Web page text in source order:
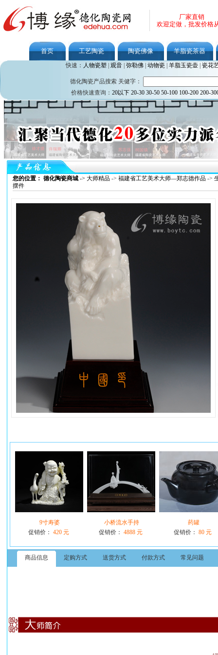
厂家直销
欢迎定做，批发价格
首页 工艺陶瓷 陶瓷佛像 羊脂瓷茶器
快速： 人物瓷塑 观音| 弥勒佛| 动物瓷| 羊脂玉瓷壶| 瓷花
德化陶瓷产品搜索 关健字：
价格快速查询： 20以下 20-30 30-50 50-100 100-200 200-
您的位置： 德化陶瓷商城 -> 大师精品 -> 福建省工艺美术大师—郑志德作品 ->
摆件
9寸寿婆
促销价： 420 元
小桥流水手持
促销价： 4888 元
药罐
促销价： 80 元
商品信息 定购方式 送货方式 付款方式 常见问题